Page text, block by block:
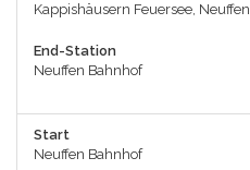
Kappishäusern Feuersee, Neuffen
End-Station
Neuffen Bahnhof
Start
Neuffen Bahnhof